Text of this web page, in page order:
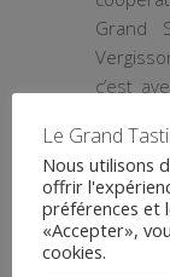
Grand
c’est
qualité.
depuis
une
Le Grand
Nous utilisons
offrir
préférences et
«Accepter»,
cookies.